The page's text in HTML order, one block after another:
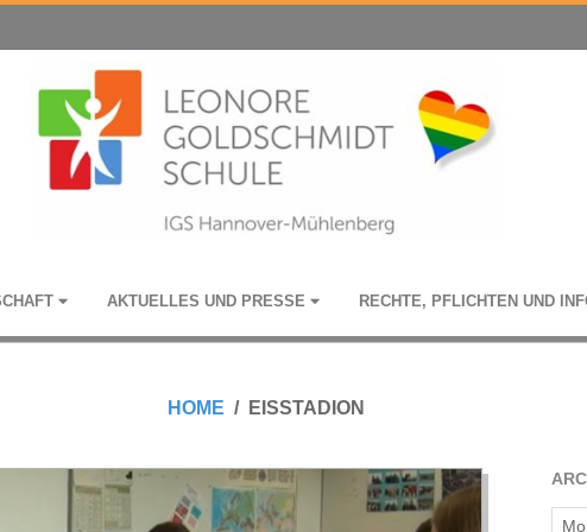
AKTU­EL­LES UND PRESSE RECHTE, PFLICH­TEN UND
HOME EISSTADION